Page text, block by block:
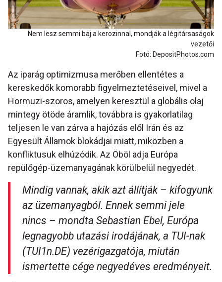
Nem lesz semmi baj a kerozinnal, mondják a légitársaságok
vezetői
Fotó: DepositPhotos.com
Az iparág optimizmusa merőben ellentétes a
kereskedők komorabb figyelmeztetéseivel, mivel a
Hormuzi-szoros, amelyen keresztül a globális olaj
mintegy ötöde áramlik, továbbra is gyakorlatilag
teljesen le van zárva a hajózás elől Irán és az
Egyesült Államok blokádjai miatt, miközben a
konfliktusuk elhúzódik. Az Öböl adja Európa
repülőgép-üzemanyagának körülbelül negyedét.
Mindig vannak, akik azt állítják – kifogyunk
az üzemanyagból. Ennek semmi jele
nincs – mondta Sebastian Ebel, Európa
legnagyobb utazási irodájának, a TUI-nak
(TUI1n.DE) vezérigazgatója, miután
ismertette cége negyedéves eredményeit.